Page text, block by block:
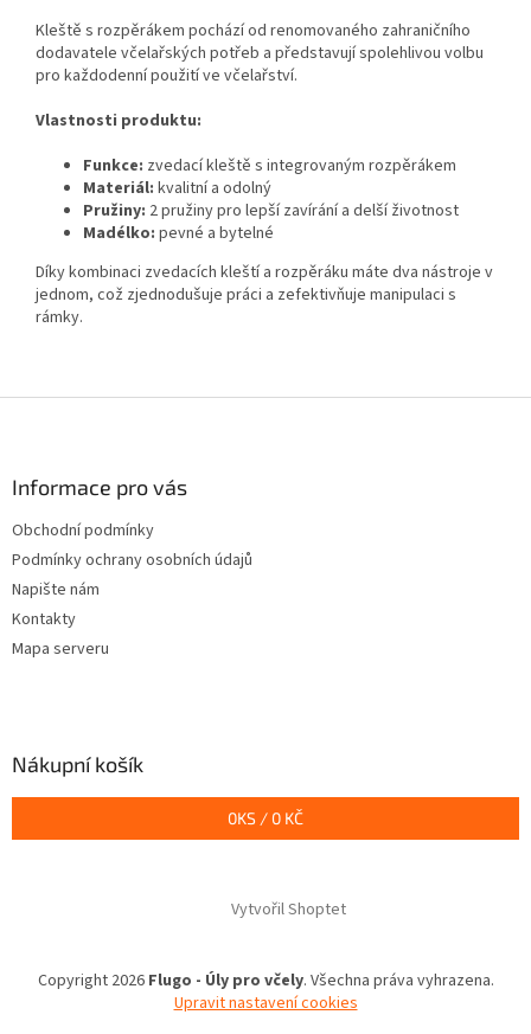
Kleště s rozpěrákem pochází od renomovaného zahraničního
dodavatele včelařských potřeb a představují spolehlivou volbu
pro každodenní použití ve včelařství.
Vlastnosti produktu:
Funkce: zvedací kleště s integrovaným rozpěrákem
Materiál: kvalitní a odolný
Pružiny: 2 pružiny pro lepší zavírání a delší životnost
Madélko: pevné a bytelné
Díky kombinaci zvedacích kleští a rozpěráku máte dva nástroje v
jednom, což zjednodušuje práci a zefektivňuje manipulaci s
rámky.
Informace pro vás
Obchodní podmínky
Podmínky ochrany osobních údajů
Napište nám
Kontakty
Mapa serveru
Nákupní košík
0KS / 0 KČ
Vytvořil Shoptet
Copyright 2026 Flugo - Úly pro včely. Všechna práva vyhrazena.
Upravit nastavení cookies